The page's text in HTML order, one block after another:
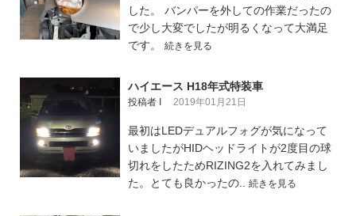
した。 バンパーを外しての作業だったの
で少し大変でしたが明るくなって大満足
です。 続きを見る
ハイエース H18年式特装車
投稿者 I 2019年01月21日
最初はLEDデュアルフォグが気になって
いましたがHIDヘッドライトが2度目の球
切れをしたためRIZING2を入れてみまし
た。とても良かったの.. 続きを見る